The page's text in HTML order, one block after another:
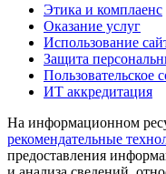
Этика и комплаенс
Оказание услуг
Использование
Защита
Пользовательское
ИТ аккредитация
На информационном
рекомендательные
предоставления